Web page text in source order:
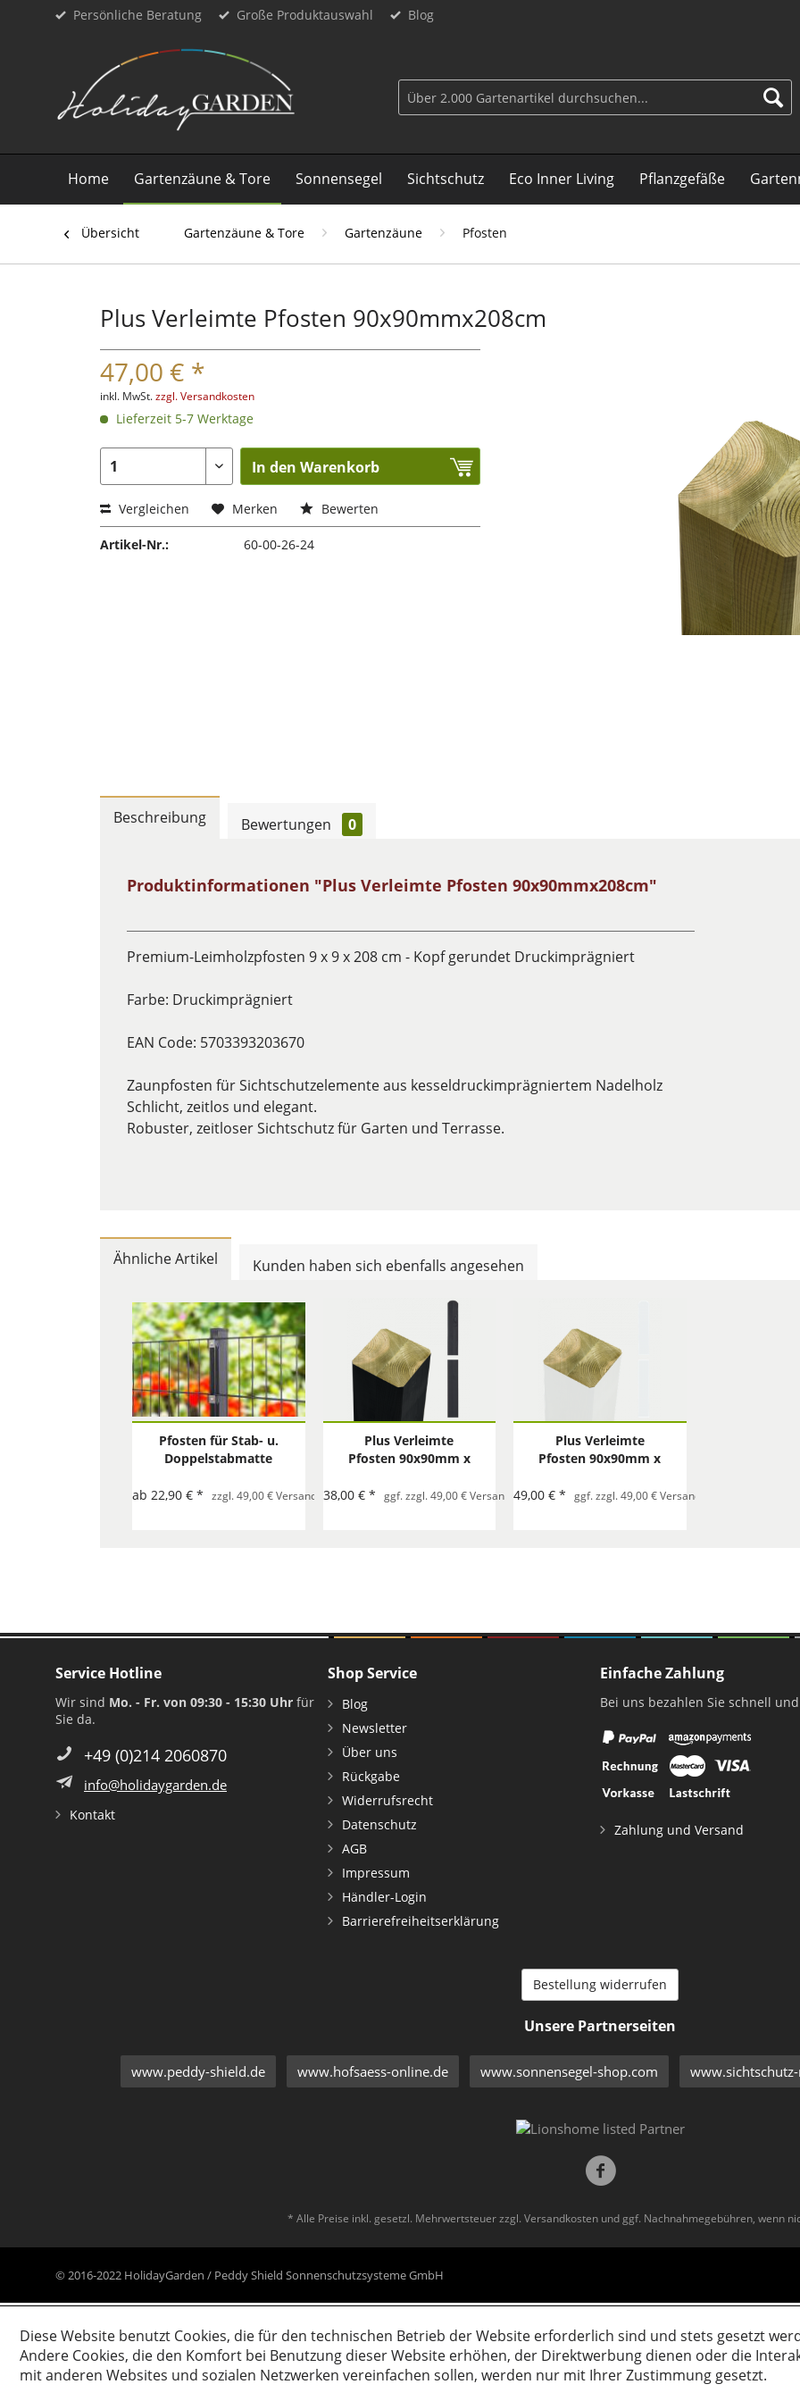
Persönliche Beratung Große Produktauswahl Blog
Home Gartenzäune & Tore Sonnensegel Sichtschutz Eco Inner Living Pflanzgefäße
Übersicht Gartenzäune & Tore Gartenzäune Pfosten
Plus Verleimte Pfosten 90x90mmx208cm
47,00 € *
inkl. MwSt.zzgl. Versandkosten
Lieferzeit 5-7 Werktage
In den Warenkorb
Vergleichen Merken Bewerten
Artikel-Nr.: 60-00-26-24
Beschreibung Bewertungen 0
Produktinformationen "Plus Verleimte Pfosten 90x90mmx208cm"
Premium-Leimholzpfosten 9 x 9 x 208 cm - Kopf gerundet Druckimprägniert
Farbe: Druckimprägniert
EAN Code: 5703393203670
Zaunpfosten für Sichtschutzelemente aus kesseldruckimprägniertem Nadelholz
Schlicht, zeitlos und elegant.
Robuster, zeitloser Sichtschutz für Garten und Terrasse.
Ähnliche Artikel Kunden haben sich ebenfalls angesehen
Pfosten für Stab- u.
Doppelstabmatte
ab 22,90 € * zzgl. 49,00 € Versand mit Spedition pro Bestellung
Plus Verleimte
Pfosten 90x90mm x
38,00 € * ggf. zzgl. 49,00 € Versand mit Spedition pro Bestellung
Plus Verleimte
Pfosten 90x90mm x
49,00 € * ggf. zzgl. 49,00 € Versand mit Spedition pro
Service Hotline
Wir sind Mo. - Fr. von 09:30 - 15:30 Uhr für
Sie da.
+49 (0)214 2060870
info@holidaygarden.de
Kontakt
Shop Service
Blog
Newsletter
Über uns
Rückgabe
Widerrufsrecht
Datenschutz
AGB
Impressum
Händler-Login
Barrierefreiheitserklärung
Einfache Zahlung
Bei uns bezahlen Sie schnell
Zahlung und Versand
Bestellung widerrufen
Unsere Partnerseiten
www.peddy-shield.de www.hofsaess-online.de www.sonnensegel-shop.com
* Alle Preise inkl. gesetzl. Mehrwertsteuer zzgl. Versandkostenund ggf. Nachnahmegebühren, wenn
© 2016-2022 HolidayGarden / Peddy Shield Sonnenschutzsysteme GmbH
Diese Website benutzt Cookies, die für den technischen Betrieb der Website erforderlich sind und stets gesetzt
Andere Cookies, die den Komfort bei Benutzung dieser Website erhöhen, der Direktwerbung dienen oder die
mit anderen Websites und sozialen Netzwerken vereinfachen sollen, werden nur mit Ihrer Zustimmung gesetzt.